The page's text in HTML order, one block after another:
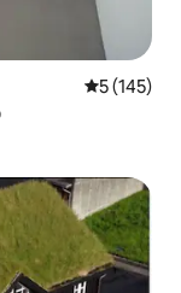
საშუალო
5 (145)